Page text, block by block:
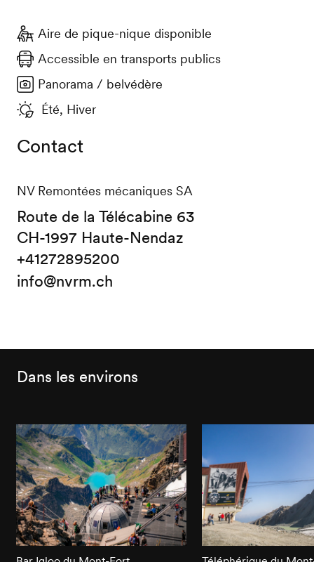
Aire de pique-nique disponible
Accessible en transports publics
Panorama / belvédère
Été, Hiver
Contact
NV Remontées mécaniques SA
Route de la Télécabine 63
CH-1997 Haute-Nendaz
+41272895200
info@nvrm.ch
Dans les environs